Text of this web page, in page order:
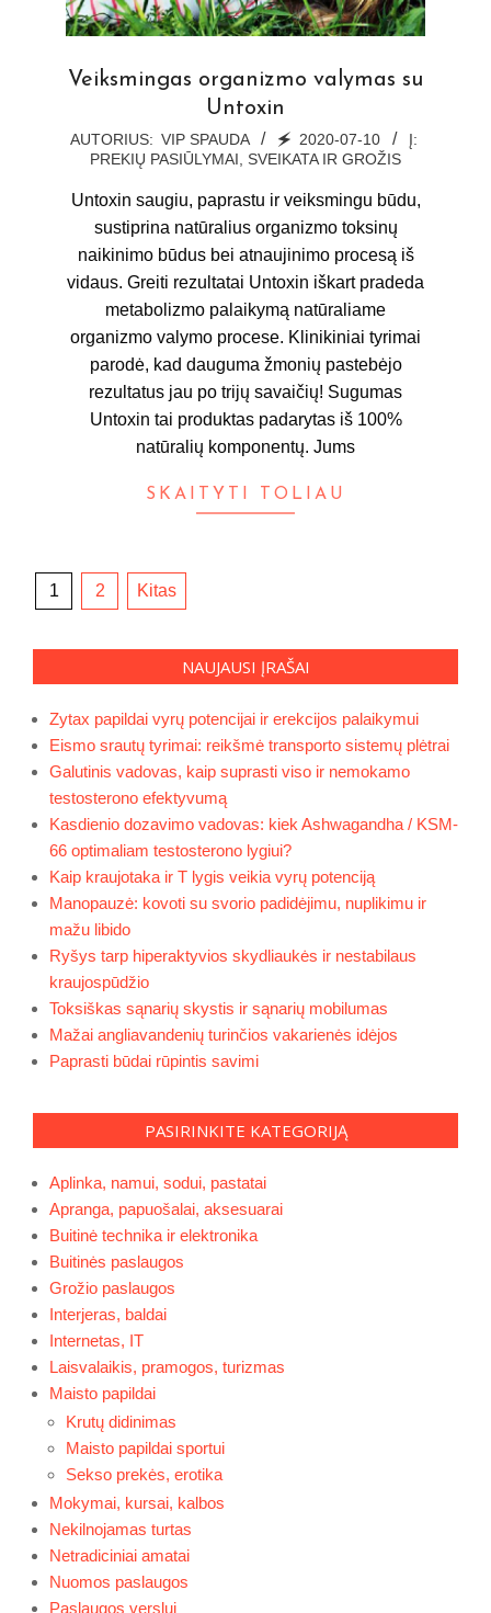
Veiksmingas organizmo valymas su
Untoxin
2020-
10
AUTORIUS: VIP SPAUDA 🗲 2020-07-10
Į:
PREKIŲ PASIŪLYMAI SVEIKATA IR GROŽIS
Untoxin saugiu, paprastu ir veiksmingu būdu,
sustiprina natūralius organizmo toksinų
naikinimo būdus bei atnaujinimo procesą iš
vidaus. Greiti rezultatai Untoxin iškart pradeda
metabolizmo palaikymą natūraliame
organizmo valymo procese. Klinikiniai tyrimai
parodė, kad dauguma žmonių pastebėjo
rezultatus jau po trijų savaičių! Sugumas
Untoxin tai produktas padarytas iš 100%
natūralių komponentų. Jums
SKAITYTI TOLIAU
Įrašų
1 2 Kitas
NAUJAUSI ĮRAŠAI
Zytax papildai vyrų potencijai ir erekcijos palaikymui
Eismo srautų tyrimai: reikšmė transporto sistemų plėtrai
Galutinis vadovas, kaip suprasti viso ir nemokamo
testosterono efektyvumą
Kasdienio dozavimo vadovas: kiek Ashwagandha / KSM-
66 optimaliam testosterono lygiui?
Kaip kraujotaka ir T lygis veikia vyrų potenciją
Manopauzė: kovoti su svorio padidėjimu, nuplikimu ir
mažu libido
Ryšys tarp hiperaktyvios skydliaukės ir nestabilaus
kraujospūdžio
Toksiškas sąnarių skystis ir sąnarių mobilumas
Mažai angliavandenių turinčios vakarienės idėjos
Paprasti būdai rūpintis savimi
PASIRINKITE KATEGORIJĄ
Aplinka, namui, sodui, pastatai
Apranga, papuošalai, aksesuarai
Buitinė technika ir elektronika
Buitinės paslaugos
Grožio paslaugos
Interjeras, baldai
Internetas, IT
Laisvalaikis, pramogos, turizmas
Maisto papildai
Krutų didinimas
Maisto papildai sportui
Sekso prekės, erotika
Mokymai, kursai, kalbos
Nekilnojamas turtas
Netradiciniai amatai
Nuomos paslaugos
Paslaugos verslui